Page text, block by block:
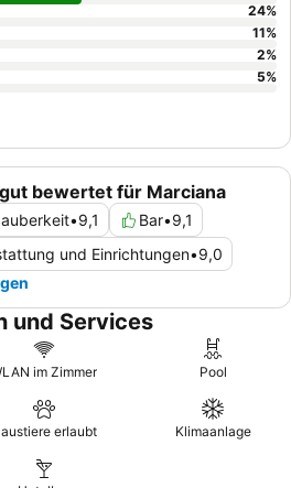
bewertet für Marciana
•9,1 Bar•9,1
und Einrichtungen•9,0
24%
11%
2%
5%
und Services
im Zimmer Pool
erlaubt Klimaanlage